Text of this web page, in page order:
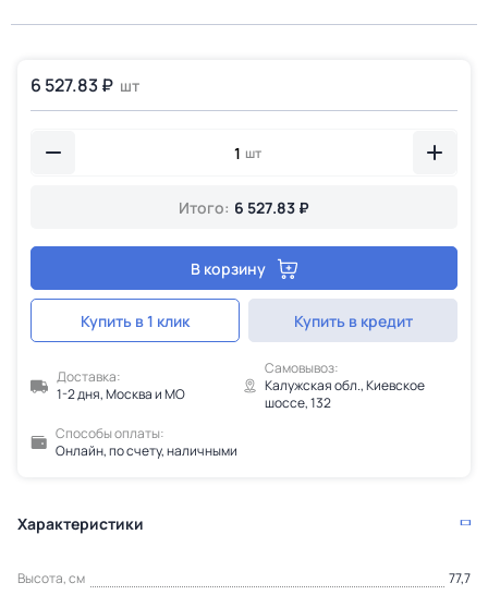
6 527.83 ₽ шт
шт
Итого: 6 527.83 ₽
В корзину
Купить в 1 клик Купить в кредит
Доставка:
1-2 дня, Москва и МО
Самовывоз:
Калужская обл., Киевское
шоссе, 132
Способы оплаты:
Онлайн, по счету, наличными
Характеристики
Высота, см
77,7